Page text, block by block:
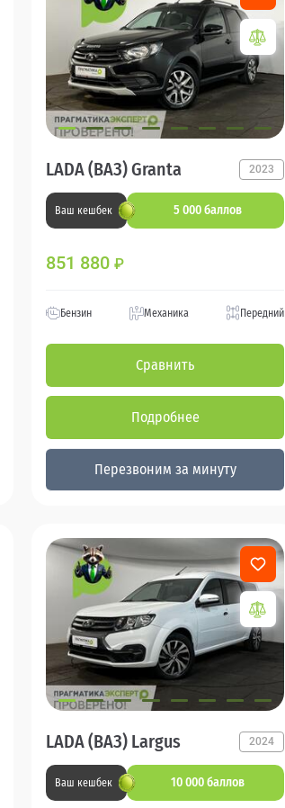
LADA (ВАЗ) Granta 2023
Ваш кешбек 5 000 баллов
851 880 ₽
Бензин Механика Передний
Сравнить
Подробнее
Перезвоним за минуту
LADA (ВАЗ) Largus 2024
Ваш кешбек 10 000 баллов